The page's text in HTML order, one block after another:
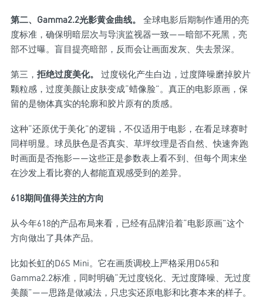
第二、Gamma2.2光影黄金曲线。
全球电影后期制作通用的亮
度标准，确保明暗层次与导演监视器一致——暗部不死黑，亮
部不过曝。盲目提亮暗部，反而会让画面发灰、失去景深。
第三， 拒绝过度美化。
过度锐化产生白边，过度降噪磨掉胶片
颗粒感，过度美颜让皮肤变成“蜡像脸”。真正的电影原画，保
留的是物体真实的轮廓和胶片原有的质感。
这种“还原优于美化”的逻辑，不仅适用于电影，在看足球赛时
同样明显。球员肤色是否真实、草坪纹理是否自然、快速奔跑
时画面是否拖影——这些正是参数表上看不到、但每个周末坐
在沙发上看比赛的人都能直观感受到的差异。
618期间值得关注的方向
从今年618的产品布局来看，已经有品牌沿着“电影原画”这个
方向做出了具体产品。
比如长虹的D6S Mini。它在画质调校上严格采用D65和
Gamma2.2标准，同时明确“无过度锐化、无过度降噪、无过度
美颜”——思路是做减法，只忠实还原电影和比赛本来的样子。